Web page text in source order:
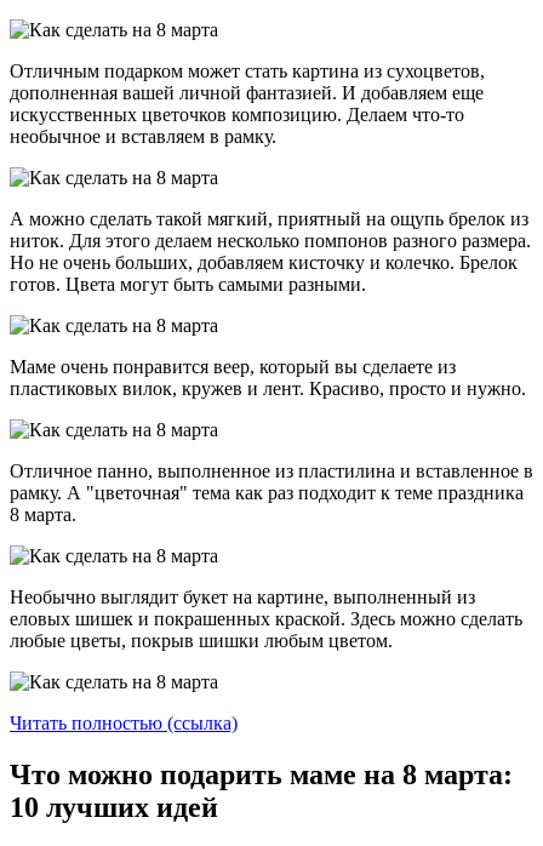
Отличным подарком может стать картина из сухоцветов,
дополненная вашей личной фантазией. И добавляем еще
искусственных цветочков композицию. Делаем что-то
необычное и вставляем в рамку.
А можно сделать такой мягкий, приятный на ощупь брелок из
ниток. Для этого делаем несколько помпонов разного размера.
Но не очень больших, добавляем кисточку и колечко. Брелок
готов. Цвета могут быть самыми разными.
Маме очень понравится веер, который вы сделаете из
пластиковых вилок, кружев и лент. Красиво, просто и нужно.
Отличное панно, выполненное из пластилина и вставленное в
рамку. А "цветочная" тема как раз подходит к теме праздника
8 марта.
Необычно выглядит букет на картине, выполненный из
еловых шишек и покрашенных краской. Здесь можно сделать
любые цветы, покрыв шишки любым цветом.
Читать полностью (ссылка)
Что можно подарить маме на 8 марта:
10 лучших идей